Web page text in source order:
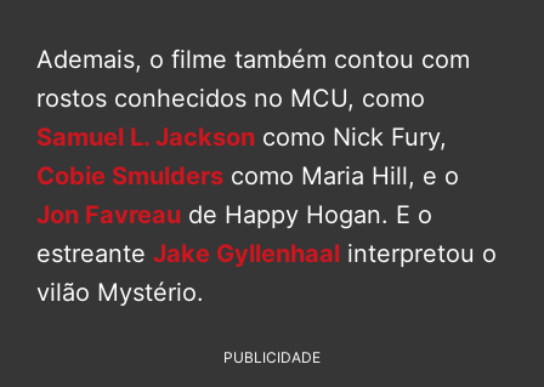
Ademais, o filme também contou com
rostos conhecidos no MCU, como
Samuel L. Jackson como Nick Fury,
Cobie Smulders como Maria Hill, e o
Jon Favreau de Happy Hogan. E o
estreante Jake Gyllenhaal interpretou o
vilão Mystério.
PUBLICIDADE